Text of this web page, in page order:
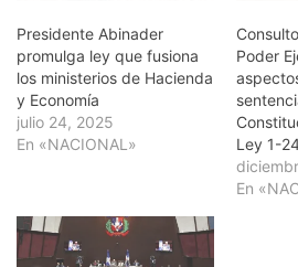
Presidente Abinader
promulga ley que fusiona
los ministerios de Hacienda
y Economía
julio 24, 2025
En «NACIONAL»
Poder
Ley 1-
En